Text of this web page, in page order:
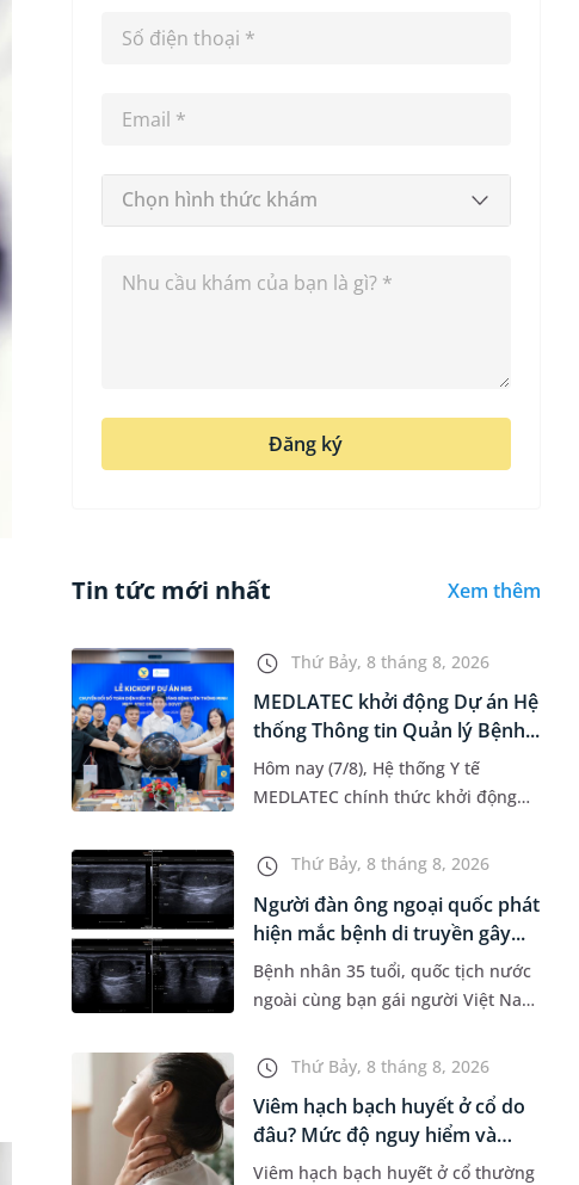
Chọn hình thức khám
Đăng ký
Tin tức mới nhất Xem thêm
Thứ Bảy, 8 tháng 8, 2026
MEDLATEC khởi động Dự án Hệ
thống Thông tin Quản lý Bệnh...
Hôm nay (7/8), Hệ thống Y tế
MEDLATEC chính thức khởi động
Bệnh viện (HIS - Hospital
Information System) giai đoạn mới.
Dự á...
Thứ Bảy, 8 tháng 8, 2026
Người đàn ông ngoại quốc phát
hiện mắc bệnh di truyền gây...
Bệnh nhân 35 tuổi, quốc tịch nước
ngoài cùng bạn gái người Việt Nam
hôn nhân. Qua thăm khám và làm
các xét nghiệm chuyên sâu,...
Thứ Bảy, 8 tháng 8, 2026
Viêm hạch bạch huyết ở cổ do
đâu? Mức độ nguy hiểm và
phư...
Viêm hạch bạch huyết ở cổ thường